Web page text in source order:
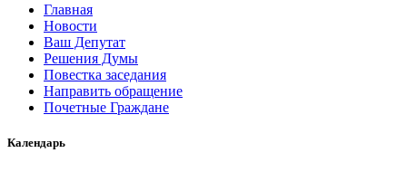
Главная
Новости
Ваш Депутат
Решения Думы
Повестка заседания
Направить обращение
Почетные Граждане
Календарь